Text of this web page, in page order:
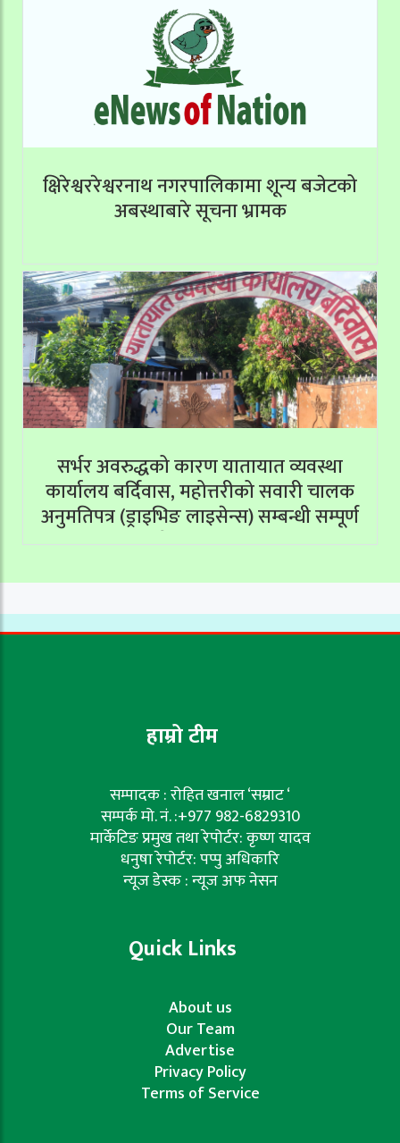
क्षिरेश्वररेश्वरनाथ नगरपालिकामा शून्य बजेटको
अबस्थाबारे सूचना भ्रामक
सर्भर अवरुद्धको कारण यातायात व्यवस्था
कार्यालय बर्दिवास, महोत्तरीको सवारी चालक
अनुमतिपत्र (ड्राइभिङ लाइसेन्स) सम्बन्धी सम्पूर्ण
सेवाहरू बन्द
हाम्रो टीम
सम्पादक : रोहित खनाल ‘सम्राट ‘
सम्पर्क मो. नं. :+977 982-6829310
मार्केटिङ प्रमुख तथा रेपोर्टर: कृष्ण यादव
धनुषा रेपोर्टर: पप्पु अधिकारि
न्यूज डेस्क : न्यूज अफ नेसन
Quick Links
About us
Our Team
Advertise
Privacy Policy
Terms of Service